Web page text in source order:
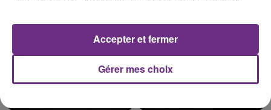
Gérer mes choix
Accepter et fermer